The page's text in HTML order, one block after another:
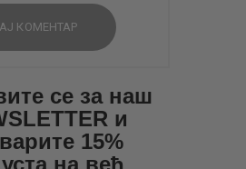
се за наш
и
15%